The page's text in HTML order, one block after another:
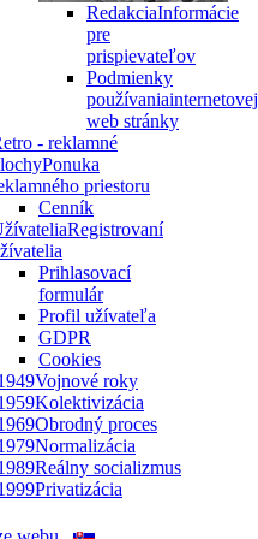
RedakciaInformácie
pre
prispievateľov
Podmienky
používaniainternetovej
web stránky
- reklamné
Ponuka
priestoru
Cenník
Registrovaní
Prihlasovací
formulár
Profil užívateľa
GDPR
Cookies
Vojnové roky
Kolektivizácia
Obrodný proces
Normalizácia
Reálny socializmus
Privatizácia